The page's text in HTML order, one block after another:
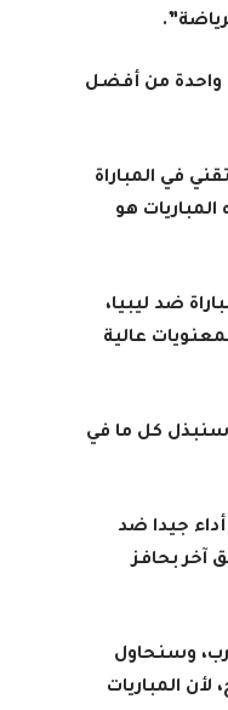
واحدة من أفضل
في المباراة
هو
ضد ليبيا،
عالية
كل ما في
جيدا ضد
آخر بحافز
وسنحاول
المباريات